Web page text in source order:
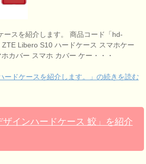
ースを紹介します。 商品コード「hd-
Libero S10 ハードケース スマホケー
カバー スマホ カバー ケー・・・
ードケースを紹介します。」の続きを読む
ザインハードケース 鮫」を紹介